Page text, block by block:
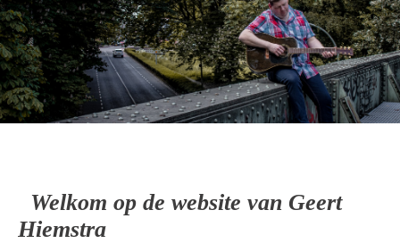
.
.
Welkom op de website van Geert
Hiemstra